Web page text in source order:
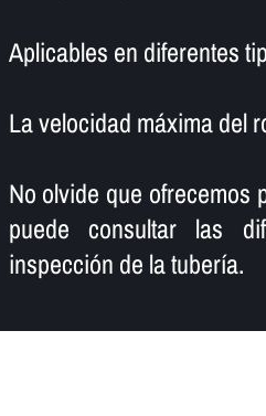
Aplicables en diferentes
La velocidad máxima del
No olvide que ofrecemos
puede consultar las
inspección de la tuberí­a.